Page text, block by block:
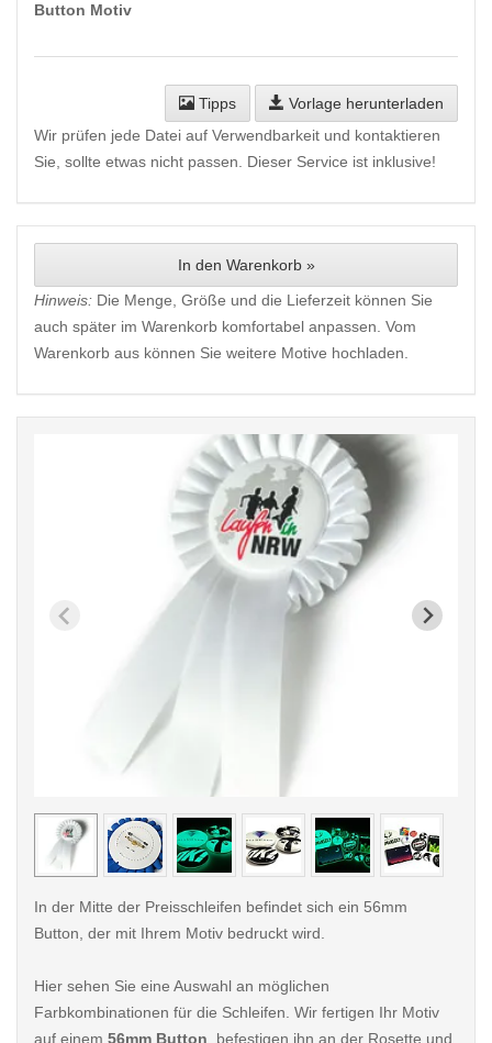
Button Motiv
Tipps
Vorlage herunterladen
Wir prüfen jede Datei auf Verwendbarkeit und kontaktieren
Sie, sollte etwas nicht passen. Dieser Service ist inklusive!
In den Warenkorb »
Hinweis: Die Menge, Größe und die Lieferzeit können Sie
auch später im Warenkorb komfortabel anpassen. Vom
Warenkorb aus können Sie weitere Motive hochladen.
< /picture>
In der Mitte der Preisschleifen befindet sich ein 56mm
Button, der mit Ihrem Motiv bedruckt wird.
Hier sehen Sie eine Auswahl an möglichen
Farbkombinationen für die Schleifen. Wir fertigen Ihr Motiv
auf einem 56mm Button , befestigen ihn an der Rosette und